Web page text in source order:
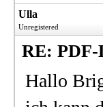
Ulla
Unregistered
RE: PDF-
Hallo